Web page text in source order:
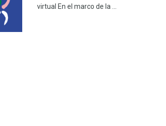
virtual En el marco de la ...